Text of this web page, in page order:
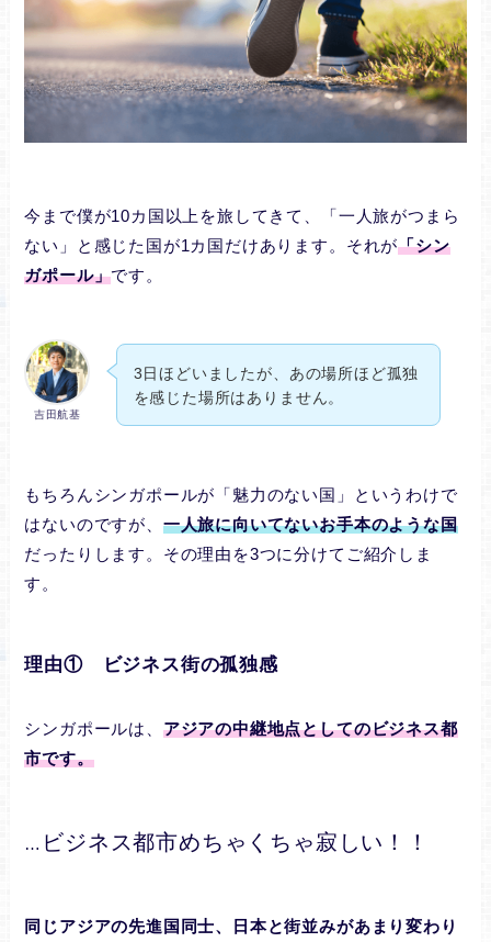
今まで僕が10カ国以上を旅してきて、「一人旅がつまら
ない」と感じた国が1カ国だけあります。それが「シン
ガポール」です。
吉田航基
3日ほどいましたが、あの場所ほど孤独
を感じた場所はありません。
もちろんシンガポールが「魅力のない国」というわけで
はないのですが、 一人旅に向いてないお手本のような国
だったりします。その理由を3つに分けてご紹介しま
す。
理由① ビジネス街の孤独感
シンガポールは、 アジアの中継地点としてのビジネス都
市です。
… ビジネス都市めちゃくちゃ寂しい！！
同じアジアの先進国同士、日本と街並みがあまり変わり